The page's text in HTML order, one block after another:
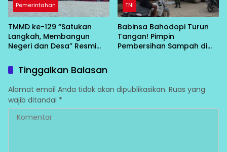
Pemerintahan
TMMD ke-129 “Satukan
Langkah, Membangun
Negeri dan Desa” Resmi
TNI
Babinsa Bahodopi Turun
Tangan! Pimpin
Pembersihan Sampah di
Tinggalkan Balasan
Alamat email Anda tidak akan dipublikasikan. Ruas yang
wajib ditandai *